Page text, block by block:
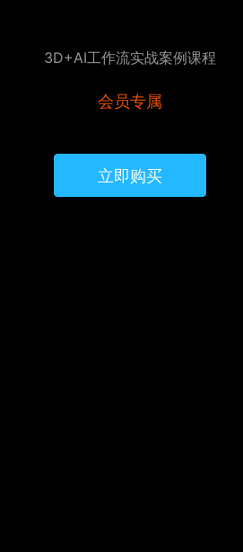
3D+AI工作流实战案例课程
会员专属
立即购买